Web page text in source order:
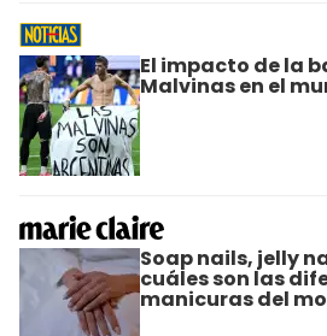
El impacto de la
Malvinas en el
Soap nails, jelly
cuáles son las
manicuras del